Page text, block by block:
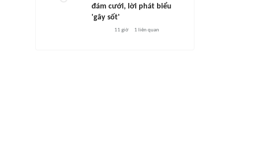
đám cưới, lời phát biểu
'gây sốt'
11 giờ 1 liên quan